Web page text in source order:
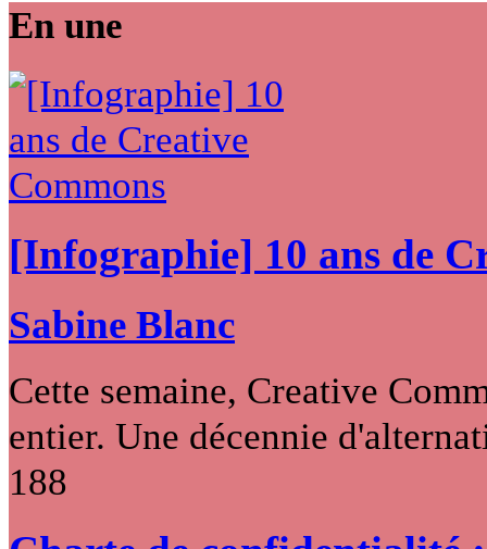
En une
[Infographie] 10 ans de
Sabine Blanc
Cette semaine, Creative
entier. Une décennie
188